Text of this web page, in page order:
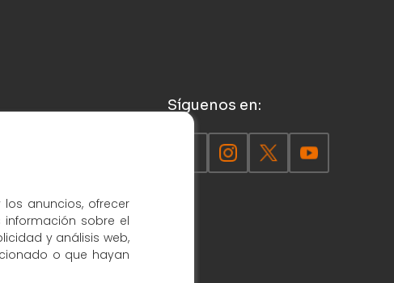
Síguenos en:
anuncios, ofrecer
sobre el
y análisis web,
o que hayan